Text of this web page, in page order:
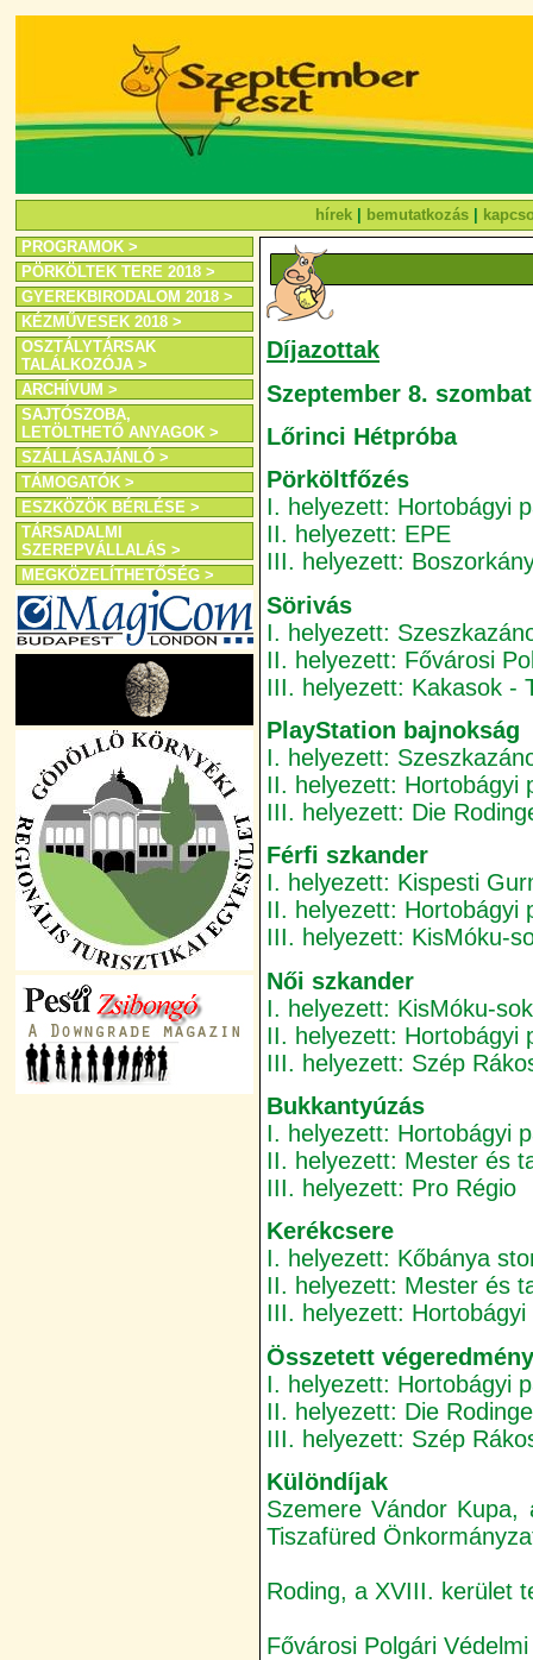
hírek bemutatkozás
PROGRAMOK >
PÖRKÖLTEK TERE 2018 >
GYEREKBIRODALOM 2018 >
KÉZMŰVESEK 2018 >
OSZTÁLYTÁRSAK
TALÁLKOZÓJA >
ARCHÍVUM >
SAJTÓSZOBA,
LETÖLTHETŐ ANYAGOK >
SZÁLLÁSAJÁNLÓ >
TÁMOGATÓK >
ESZKÖZÖK BÉRLÉSE >
TÁRSADALMI
SZEREPVÁLLALÁS >
MEGKÖZELÍTHETŐSÉG >
Díjazottak
Szeptember 8. szombat
Lőrinci Hétpróba
Pörköltfőzés
I. helyezett: Hortobágyi
II. helyezett: EPE
III. helyezett:
Sörivás
I. helyezett:
II. helyezett: Fővárosi
III. helyezett: Kakasok -
PlayStation bajnokság
I. helyezett:
II. helyezett: Hortobágyi
III. helyezett: Die
Férfi szkander
I. helyezett: Kispesti
II. helyezett: Hortobágyi
III. helyezett: KisMóku-
Női szkander
I. helyezett: KisMóku-
II. helyezett: Hortobágyi
III. helyezett: Szép
Bukkantyúzás
I. helyezett: Hortobágyi
II. helyezett: Mester és
III. helyezett: Pro Régio
Kerékcsere
I. helyezett: Kőbánya
II. helyezett: Mester és
III. helyezett: Hortobágyi
Összetett végeredmény
I. helyezett: Hortobágyi
II. helyezett: Die
III. helyezett: Szép
Különdíjak
Szemere Vándor
Tiszafüred
Roding, a XVIII. kerület
Fővárosi Polgári